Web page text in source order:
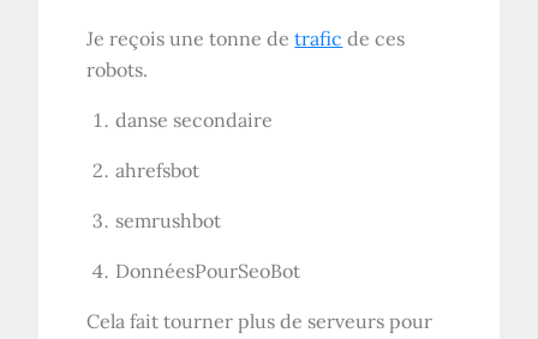
Je reçois une tonne detrafic de ces
robots.
danse secondaire
ahrefsbot
semrushbot
DonnéesPourSeoBot
Cela fait tourner plus de serveurs pour